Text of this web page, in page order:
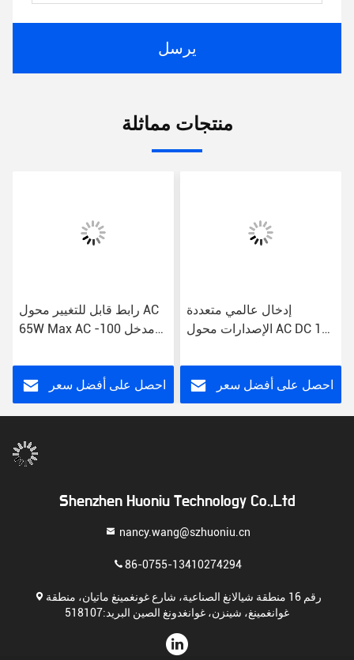
يرسل
منتجات مماثلة
رابط قابل للتغيير محول AC
65W Max AC مدخل 100-
احصل على أفضل سعر
إدخال عالمي متعددة
الإصدارات محول AC DC 1A
5.5 جاك 15W Max
احصل على أفضل سعر
Shenzhen Huoniu Technology Co.,Ltd
nancy.wang@szhuoniu.cn
86-0755-13410274294
رقم 16 منطقة شيالانغ الصناعية، شارع غونغمينغ ماتيان، منطقة
غوانغمينغ، شينزن، غوانغدونغ الصين البريد:518107